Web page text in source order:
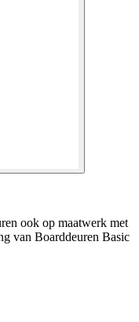
ook op maatwerk met
van Boarddeuren Basic